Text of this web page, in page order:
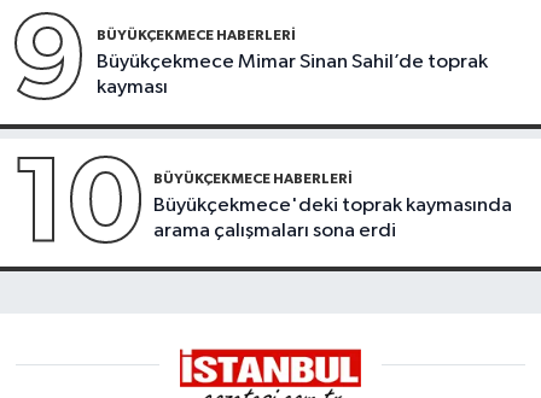
9 BÜYÜKÇEKMECE HABERLERI
Büyükçekmece Mimar Sinan Sahil’de toprak
kayması
10 BÜYÜKÇEKMECE HABERLERI
Büyükçekmece'deki toprak kaymasında
arama çalışmaları sona erdi